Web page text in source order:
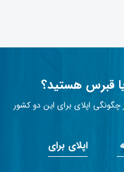
قبرس هستید؟
اپلای برای این دو کشور
اپلای برای